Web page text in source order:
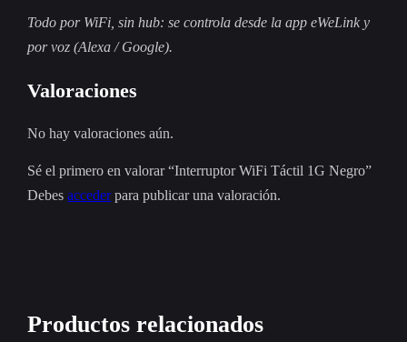
Todo por WiFi, sin hub: se controla desde la app eWeLink y
por voz (Alexa / Google).
Valoraciones
No hay valoraciones aún.
Sé el primero en valorar “Interruptor WiFi Táctil 1G Negro”
Debesaccederpara publicar una valoración.
Productos relacionados